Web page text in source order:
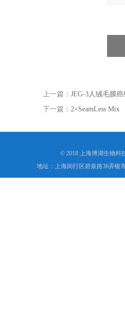
上一篇： JEG-3人绒毛膜
下一篇： 2×SeamLess Mix
© 2018 上海博湖生物科
地址：上海闵行区碧泉路36弄银